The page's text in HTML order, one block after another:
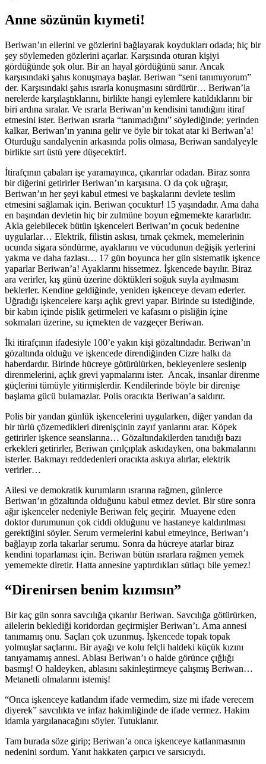
Anne sözünün kıymeti!
Beriwan’ın ellerini ve gözlerini bağlayarak koydukları odada; hiç bir
şey söylemeden gözlerini açarlar. Karşısında oturan kişiyi
gördüğünde şok olur. Bir an hayal gördüğünü sanır. Ancak
karşısındaki şahıs konuşmaya başlar. Beriwan “seni tanımıyorum”
der. Karşısındaki şahıs ısrarla konuşmasını sürdürür… Beriwan’la
nerelerde karşılaştıklarını, birlikte hangi eylemlere katıldıklarını bir
biri ardına sıralar. Ve ısrarla Beriwan’ın kendisini tanıdığını itiraf
etmesini ister. Beriwan ısrarla “tanımadığını” söylediğinde; yerinden
kalkar, Beriwan’ın yanına gelir ve öyle bir tokat atar ki Beriwan’a!
Oturduğu sandalyenin arkasında polis olmasa, Beriwan sandalyeyle
birlikte sırt üstü yere düşecektir!.
İtirafçının çabaları işe yaramayınca, çıkarırlar odadan. Biraz sonra
bir diğerini getirirler Beriwan’ın karşısına. O da çok uğraşır,
Beriwan’ın her şeyi kabul etmesi ve başkalarını devlete teslim
etmesini sağlamak için. Beriwan çocuktur! 15 yaşındadır. Ama daha
en başından devletin hiç bir zulmüne boyun eğmemekte kararlıdır.
Akla gelebilecek bütün işkenceleri Beriwan’ın çocuk bedenine
uygularlar… Elektrik, filistin askısı, tırnak çekmek, memelerinin
ucunda sigara söndürme, ayaklarını ve vücudunun değişik yerlerini
yakma ve daha fazlası… 17 gün boyunca her gün sistematik işkence
yaparlar Beriwan’a! Ayaklarını hissetmez. İşkencede bayılır. Biraz
ara verirler, kış günü üzerine döktükleri soğuk suyla ayılmasını
beklerler. Kendine geldiğinde, yeniden işkenceye devam ederler.
Uğradığı işkencelere karşı açlık grevi yapar. Birinde su istediğinde,
bir kabın içinde pislik getirmeleri ve kafasını o pisliğin içine
sokmaları üzerine, su içmekten de vazgeçer Beriwan.
İki itirafçının ifadesiyle 100’e yakın kişi gözaltındadır. Beriwan’ın
gözaltında olduğu ve işkencede direndiğinden Cizre halkı da
haberdardır. Birinde hücreye götürülürken, bekleyenlere seslenip
direnmelerini, açlık grevi yapmalarını ister. Ancak, insanlar direnme
güçlerini tümüyle yitirmişlerdir. Kendilerinde böyle bir direnişe
başlama gücü bulamazlar. Polis oracıkta Beriwan’a saldırır.
Polis bir yandan günlük işkencelerini uygularken, diğer yandan da
bir türlü çözemedikleri direnişçinin zayıf yanlarını arar. Köpek
getirirler işkence seanslarına… Gözaltındakilerden tanıdığı bazı
erkekleri getirirler, Beriwan çırılçıplak askıdayken, ona bakmalarını
isterler. Bakmayı reddedenleri oracıkta askıya alırlar, elektrik
verirler…
Ailesi ve demokratik kurumların ısrarına rağmen, günlerce
Beriwan’ın gözaltında olduğunu kabul etmez devlet. Bir süre sonra
ağır işkenceler nedeniyle Beriwan felç geçirir. Muayene eden
doktor durumunun çok ciddi olduğunu ve hastaneye kaldırılması
gerektiğini söyler. Serum vermelerini kabul etmeyince, Beriwan’ı
bağlayıp zorla takarlar serumu. Sonra da hücreye atarlar biraz
kendini toparlaması için. Beriwan bütün ısrarlara rağmen yemek
yememekte diretir. Hatta annesine yaptırdıkları sütlaçı bile yemez!
“Direnirsen benim kızımsın”
Bir kaç gün sonra savcılığa çıkarılır Beriwan. Savcılığa götürürken,
ailelerin beklediği koridordan geçirmişler Beriwan’ı. Ama annesi
tanımamış onu. Saçları çok uzunmuş. İşkencede topak topak
yolmuşlar saçlarını. Bir ayağı ve kolu felçli haldeki küçük kızını
tanıyamamış annesi. Ablası Beriwan’ı o halde görünce çığlığı
basmış! O haldeyken, ablasını sakinleştirmeye çalışmış Beriwan…
Metanetli olmalarını istemiş!
“Onca işkenceye katlandım ifade vermedim, size mi ifade verecem
diyerek” savcılıkta ve infaz hakimliğinde de ifade vermez. Hakim
idamla yargılanacağını söyler. Tutuklanır.
Tam burada söze girip; Beriwan’a onca işkenceye katlanmasının
nedenini sordum. Yanıt hakkaten çarpıcı ve sarsıcıydı.